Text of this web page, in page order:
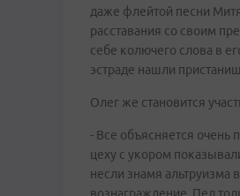
даже флейтой песни
расставания со своим
себе колючего слова в
эстраде нашли
Олег же становится
- Все объясняется очень
цеху с укором
несли знамя альтруизма